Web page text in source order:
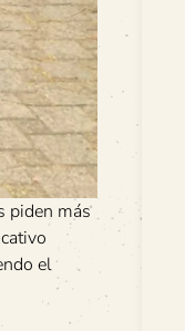
piden más
el